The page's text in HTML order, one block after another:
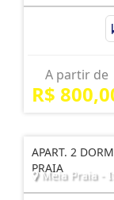
A partir de
R$
APART. 2
PRAIA
Meia Praia -